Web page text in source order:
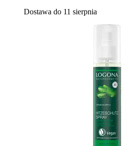
Dostawa do 11 sierpnia